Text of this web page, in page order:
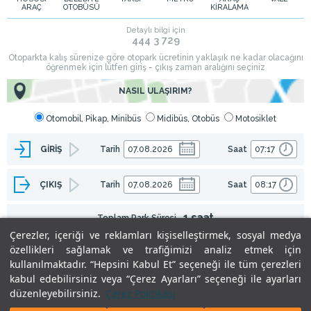
Çerezler, içeriği ve reklamları kişiselleştirmek, sosyal medya
özellikleri sağlamak ve trafiğimizi analiz etmek için
kullanılmaktadır. “Hepsini Kabul Et” seçeneği ile tüm çerezleri
kabul edebilirsiniz veya “Çerez Ayarları” seçeneği ile ayarları
düzenleyebilirsiniz. Çerez Politikası
ARAÇ
OTOBÜSÜ
KİRALAMA